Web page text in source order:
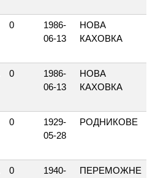
0
1986-
06-13
НОВА
КАХОВКА
0
1986-
06-13
НОВА
КАХОВКА
0
1929-
05-28
РОДНИКОВЕ
0
1940-
ПЕРЕМОЖНЕ